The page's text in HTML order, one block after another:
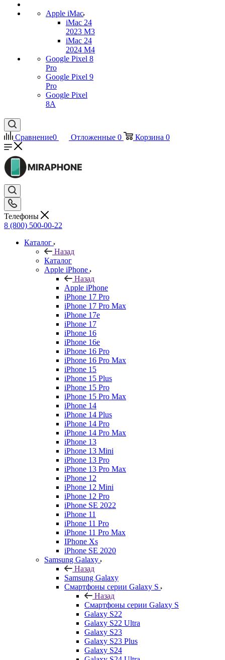
Apple iMac
iMac 24
2023 M3
iMac 24
2024 M4
Google Pixel 8
Pro
Google Pixel 9
Pro
Google Pixel
8A
Сравнение0 Отложенные 0 Корзина 0
Телефоны
8 (800) 500-00-22
Каталог
Назад
Каталог
Apple iPhone
Назад
Apple iPhone
iPhone 17 Pro
iPhone 17 Pro Max
iPhone 17e
iPhone 17
iPhone 16
iPhone 16e
iPhone 16 Pro
iPhone 16 Pro Max
iPhone 15
iPhone 15 Plus
iPhone 15 Pro
iPhone 15 Pro Max
iPhone 14
iPhone 14 Plus
iPhone 14 Pro
iPhone 14 Pro Max
iPhone 13
iPhone 13 Mini
iPhone 13 Pro
iPhone 13 Pro Max
iPhone 12
iPhone 12 Mini
iPhone 12 Pro
iPhone SE 2022
iPhone 11
iPhone 11 Pro
iPhone 11 Pro Max
IPhone Xs
iPhone SE 2020
Samsung Galaxy
Назад
Samsung Galaxy
Смартфоны серии Galaxy S
Назад
Смартфоны серии Galaxy S
Galaxy S22
Galaxy S22 Ultra
Galaxy S23
Galaxy S23 Plus
Galaxy S24